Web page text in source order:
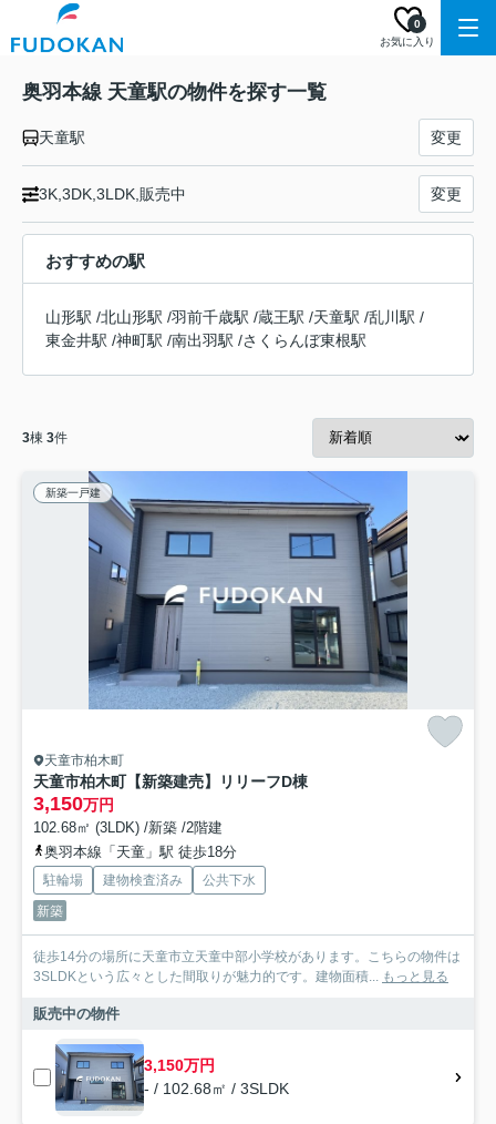
お気に入り
0
奥羽本線 天童駅の物件を探す一覧
天童駅 変更
3K,3DK,3LDK,販売中 変更
おすすめの駅
山形駅 /北山形駅 /羽前千歳駅 /蔵王駅 /天童駅 /乱川駅 /
東金井駅 /神町駅 /南出羽駅 /さくらんぼ東根駅
3棟 3件
新築一戸建
天童市柏木町
天童市柏木町【新築建売】リリーフD棟
3,150万円
102.68㎡ (3LDK) /新築 /2階建
奥羽本線「天童」駅 徒歩18分
駐輪場 建物検査済み
公共下水
新築
徒歩14分の場所に天童市立天童中部小学校があります。こちらの物件は
3SLDKという広々とした間取りが魅力的です。建物面積... もっと見る
販売中の物件
3,150万円
- / 102.68㎡ / 3SLDK